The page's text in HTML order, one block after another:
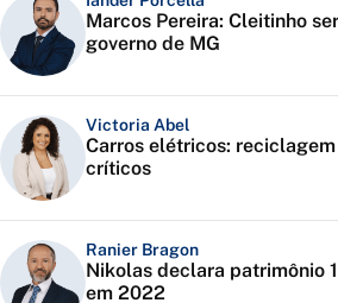
Marcos Pereira: Cleitinho
governo de MG
Victoria Abel
Carros elétricos:
críticos
Ranier Bragon
Nikolas declara patrimônio
em 2022